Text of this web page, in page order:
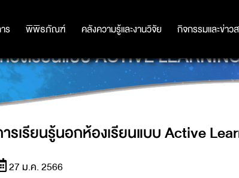
ร พิพิธภัณฑ์ คลังความรู้และงานวิจัย กิจกรรมและข่าว
ร พิพิธภัณฑ์ คลังความรู้และงานวิจัย กิจกรรมและข่าว
งเรียนแบบ ACTIVE
รเรียนรู้นอกห้องเรียนแบบ Active
27 ม.ค. 2566